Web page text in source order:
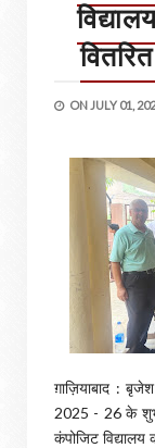
ON JULY 01,
ग़ाज़ियाबाद : बृजेश
2025 - 26 के
कंपोजिट विद्यालय